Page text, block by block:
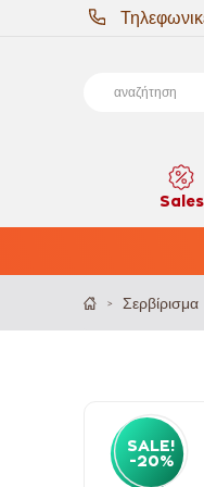
Sales
> Σερβίρισμα
SALE!
-20%